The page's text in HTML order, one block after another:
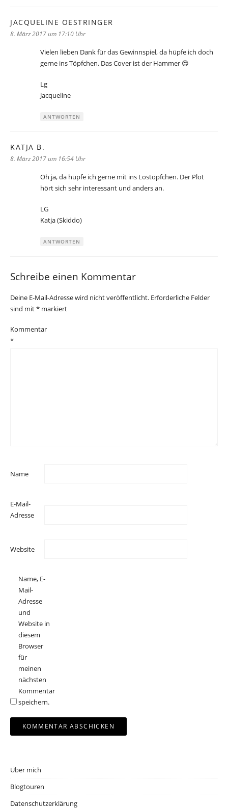
JACQUELINE OESTRINGER
8. März 2017 um 17:10 Uhr
Vielen lieben Dank für das Gewinnspiel, da hüpfe ich doch
gerne ins Töpfchen. Das Cover ist der Hammer 😍
Lg
Jacqueline
ANTWORTEN
KATJA B.
8. März 2017 um 16:54 Uhr
Oh ja, da hüpfe ich gerne mit ins Lostöpfchen. Der Plot
hört sich sehr interessant und anders an.
LG
Katja (Skiddo)
ANTWORTEN
Schreibe einen Kommentar
Deine E-Mail-Adresse wird nicht veröffentlicht. Erforderliche Felder
sind mit* markiert
Kommentar
*
Name
E-Mail-
Adresse
Website
Name, E-
Mail-
Adresse
und
Website in
diesem
Browser
für
meinen
nächsten
Kommentar
speichern.
Über mich
Blogtouren
Datenschutzerklärung